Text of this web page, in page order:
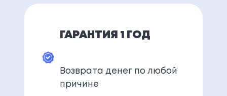
ГАРАНТИЯ 1 ГОД
Возврата денег по любой
причине